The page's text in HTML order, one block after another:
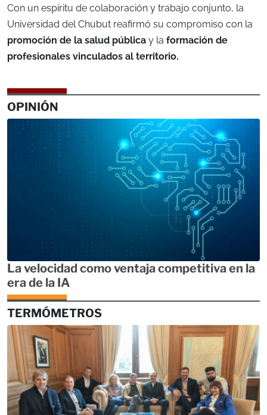
Con un espíritu de colaboración y trabajo conjunto, la
Universidad del Chubut reafirmó su compromiso con la
promoción de la salud pública y la formación de
profesionales vinculados al territorio.
OPINIÓN
La velocidad como ventaja competitiva en la
era de la IA
TERMÓMETROS